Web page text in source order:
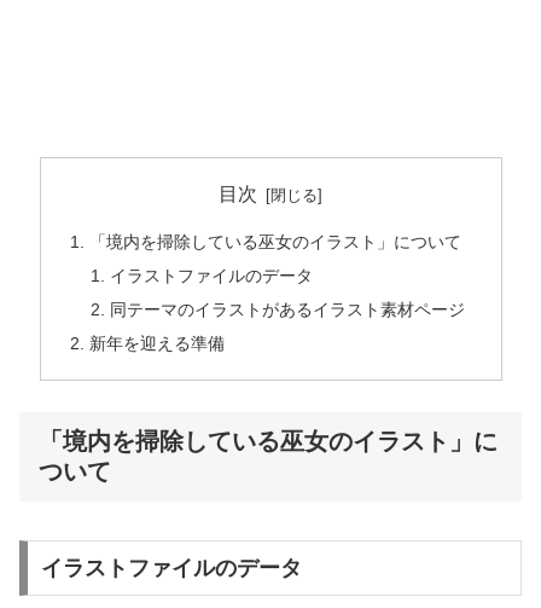
目次
「境内を掃除している巫女のイラスト」について
イラストファイルのデータ
同テーマのイラストがあるイラスト素材ページ
新年を迎える準備
「境内を掃除している巫女のイラスト」に
ついて
イラストファイルのデータ